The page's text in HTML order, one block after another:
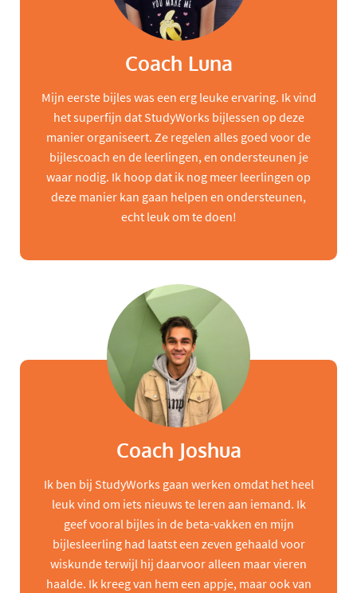
Coach Luna
Mijn eerste bijles was een erg leuke ervaring. Ik vind
het superfijn dat StudyWorks bijlessen op deze
manier organiseert. Ze regelen alles goed voor de
bijlescoach en de leerlingen, en ondersteunen je
waar nodig. Ik hoop dat ik nog meer leerlingen op
deze manier kan gaan helpen en ondersteunen,
echt leuk om te doen!
Coach Joshua
Ik ben bij StudyWorks gaan werken omdat het heel
leuk vind om iets nieuws te leren aan iemand. Ik
geef vooral bijles in de beta-vakken en mijn
bijlesleerling had laatst een zeven gehaald voor
wiskunde terwijl hij daarvoor alleen maar vieren
haalde. Ik kreeg van hem een appje, maar ook van